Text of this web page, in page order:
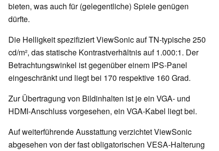
bieten, was auch für (gelegentliche) Spiele genügen
dürfte.
Die Helligkeit spezifiziert ViewSonic auf TN-typische 250
cd/m², das statische Kontrastverhältnis auf 1.000:1. Der
Betrachtungswinkel ist gegenüber einem IPS-Panel
eingeschränkt und liegt bei 170 respektive 160 Grad.
Zur Übertragung von Bildinhalten ist je ein VGA- und
HDMI-Anschluss vorgesehen, ein VGA-Kabel liegt bei.
Auf weiterführende Ausstattung verzichtet ViewSonic
abgesehen von der fast obligatorischen VESA-Halterung